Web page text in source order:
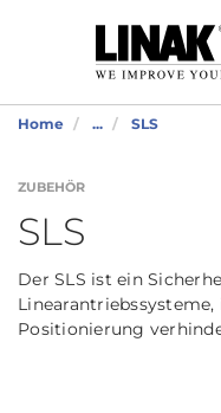
Home ... SLS
ZUBEHÖR
SLS
Der SLS ist ein
Positionierung